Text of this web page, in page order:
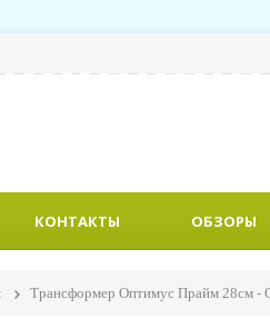
КОНТАКТЫ ОБЗОРЫ
Трансформер Оптимус Прайм 28см -